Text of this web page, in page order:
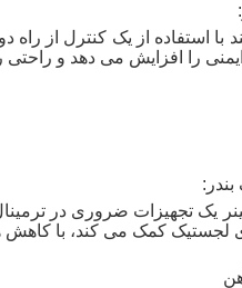
با استفاده از یک کنترل از
را افزایش می دهد و راحتی
یک تجهیزات ضروری در
لجستیک کمک می کند، با کاهش